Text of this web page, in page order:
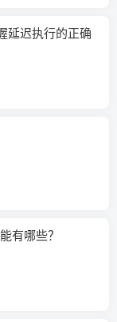
延迟执行的正确
有哪些？